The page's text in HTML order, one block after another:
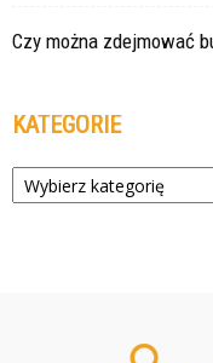
Czy można zdejmować
KATEGORIE
Kategorie